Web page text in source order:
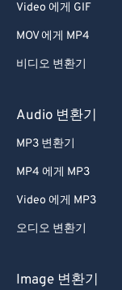
Video 에게 GIF
MOV 에게 MP4
비디오 변환기
Audio 변환기
MP3 변환기
MP4 에게 MP3
Video 에게 MP3
오디오 변환기
Image 변환기